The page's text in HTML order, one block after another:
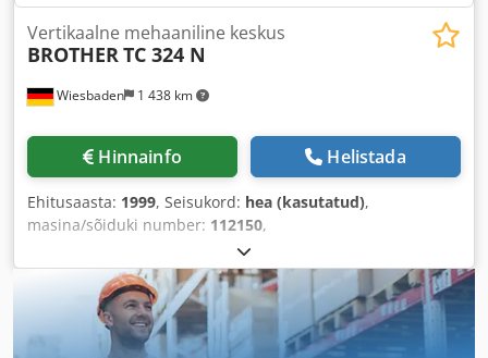
Wiesbaden 1 438 km
Vertikaalne mehaaniline keskus
BROTHERTC 324 N
Hinnainfo Helistada
Ehitusaasta: 1999, Seisukord: hea (kasutatud),
masina/sõiduki number: 112150,